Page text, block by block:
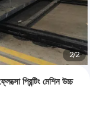
2/2
প্রিন্টিং মেশিন উচ্চ